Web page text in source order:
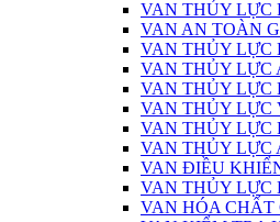
VAN THỦY LỰC
VAN AN TOÀN
VAN THỦY LỰC
VAN THỦY LỰC
VAN THỦY LỰC
VAN THỦY LỰC
VAN THỦY LỰC
VAN THỦY LỰC
VAN ĐIỀU
VAN THỦY LỰC
VAN HÓA CHẤT